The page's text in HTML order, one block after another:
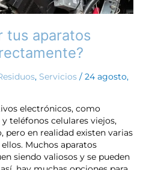
tus aparatos
, Servicios /24 agosto,
electrónicos, como
teléfonos celulares viejos,
pero en realidad existen varias
Muchos aparatos
siendo valiosos y se pueden